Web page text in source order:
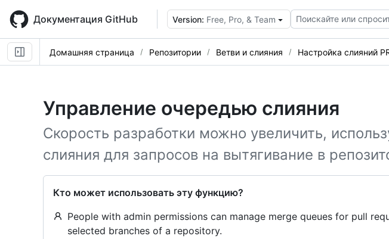
main
content
Документация GitHub Version: Free, Pro, & Team Поискайте или
Домашняя страница Репозитории Ветви и слияния Настройка слияний
Управление очередью слияния
Скорость разработки можно увеличить,
слияния для запросов на вытягивание в
Кто может использовать эту функцию?
People with admin permissions can manage merge queues for pull
selected branches of a repository.